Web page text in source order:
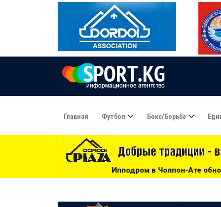
Главная Футбол Бокс/борьба
Ипподром в Чолпон-Ате обновляют к Играм